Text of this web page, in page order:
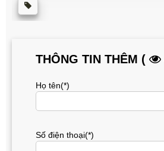
THÔNG TIN THÊM (
Họ tên(*)
Số điện thoại(*)